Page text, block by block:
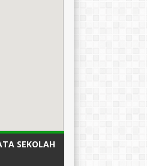
SEKOLAH